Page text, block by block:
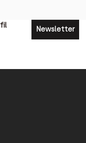
Newsletter